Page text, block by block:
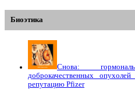
Биоэтика
Снова:
доброкачественных
репутацию Pfizer